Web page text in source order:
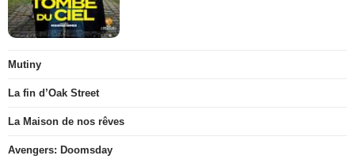
Mutiny
La fin d’Oak Street
La Maison de nos rêves
Avengers: Doomsday